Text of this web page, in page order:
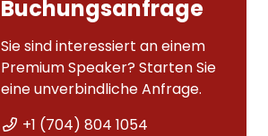
Buchungsanfrage
Sie sind interessiert an einem
Premium Speaker? Starten Sie
eine unverbindliche Anfrage.
+1 (704) 804 1054